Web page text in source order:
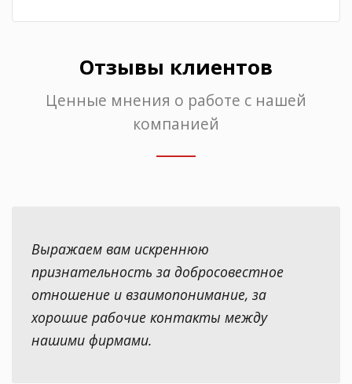
Отзывы клиентов
Ценные мнения о работе с нашей
компанией
Выражаем вам искреннюю
признательность за добросовестное
отношение и взаимопонимание, за
хорошие рабочие контакты между
нашими фирмами.